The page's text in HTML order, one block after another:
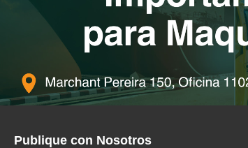
Publique con Nosotros